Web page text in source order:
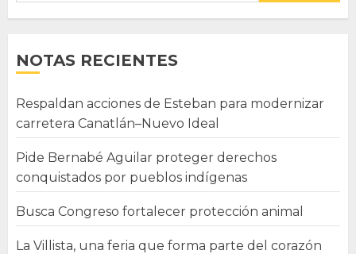
NOTAS RECIENTES
Respaldan acciones de Esteban para modernizar
carretera Canatlán–Nuevo Ideal
Pide Bernabé Aguilar proteger derechos
conquistados por pueblos indígenas
Busca Congreso fortalecer protección animal
La Villista, una feria que forma parte del corazón